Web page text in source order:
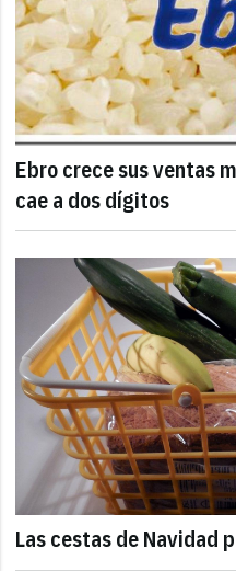
Ebro crece sus ventas
cae a dos dígitos
Las cestas de Navidad